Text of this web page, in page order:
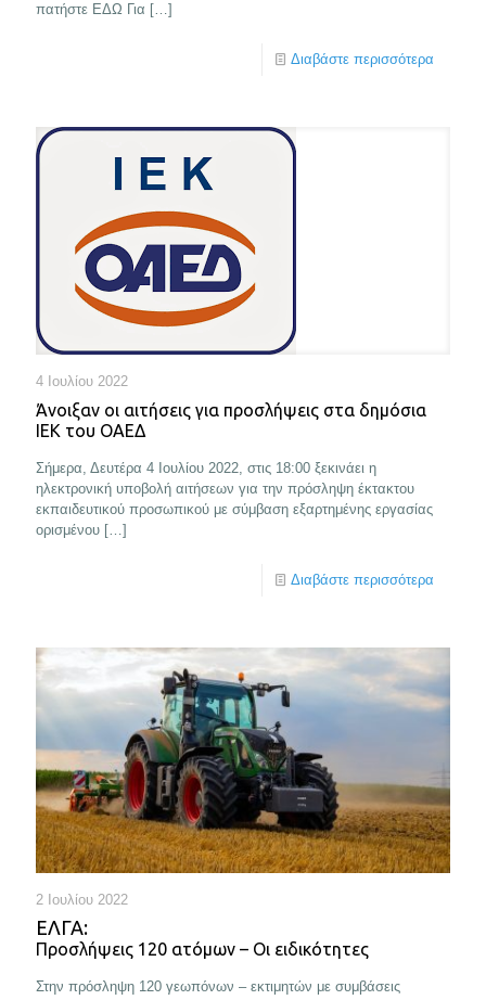
πατήστε ΕΔΩ Για […]
Διαβάστε περισσότερα
4 Ιουλίου 2022
Άνοιξαν οι αιτήσεις για προσλήψεις στα δημόσια
ΙΕΚ του ΟΑΕΔ
Σήμερα, Δευτέρα 4 Ιουλίου 2022, στις 18:00 ξεκινάει η
ηλεκτρονική υποβολή αιτήσεων για την πρόσληψη έκτακτου
εκπαιδευτικού προσωπικού με σύμβαση εξαρτημένης εργασίας
ορισμένου […]
Διαβάστε περισσότερα
2 Ιουλίου 2022
ΕΛΓΑ:
Προσλήψεις 120 ατόμων – Οι ειδικότητες
Στην πρόσληψη 120 γεωπόνων – εκτιμητών με συμβάσεις